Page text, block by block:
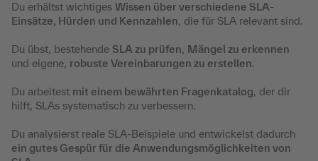
Du erhältst wichtiges Wissen über verschiedene SLA-
Einsätze, Hürden und Kennzahlen, die für SLA relevant sind.
Du übst, bestehende SLA zu prüfen, Mängel zu erkennen
und eigene, robuste Vereinbarungen zu erstellen.
Du arbeitest mit einem bewährten Fragenkatalog, der dir
hilft, SLAs systematisch zu verbessern.
Du analysierst reale SLA-Beispiele und entwickelst dadurch
ein gutes Gespür für die Anwendungsmöglichkeiten von